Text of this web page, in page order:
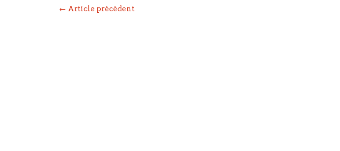
← Article précédent